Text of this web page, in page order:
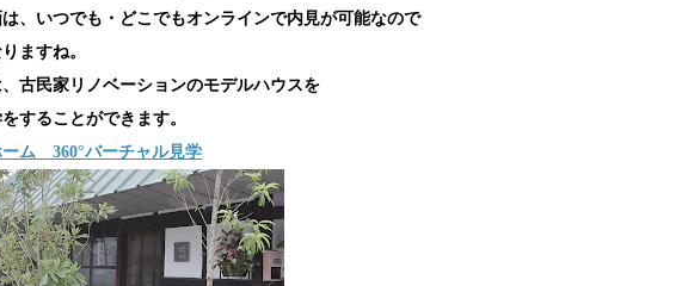
、いつでも・どこでもオンラインで内見が可能なので
ますね。
古民家リノベーションのモデルハウスを
することができます。
ーム 360°バーチャル見学